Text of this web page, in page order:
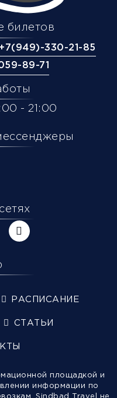
билетов
+7(949)-330-21-85
89-71
- 21:00
РАСПИСАНИЕ
СТАТЬИ
площадкой и
информации по
Sindbad Travel не